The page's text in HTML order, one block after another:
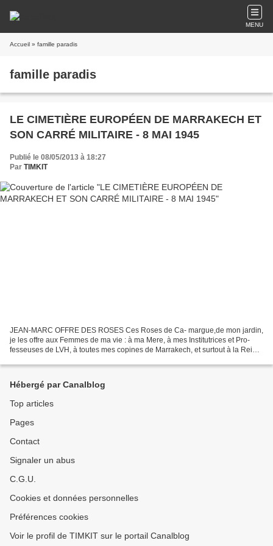
MENU
Accueil » famille paradis
famille paradis
LE CIMETIÈRE EUROPÉEN DE MARRAKECH ET
SON CARRÉ MILITAIRE - 8 MAI 1945
Publié le 08/05/2013 à 18:27
Par TIMKIT
JEAN-MARC OFFRE DES ROSES Ces Roses de Ca- margue,de mon jardin,
je les offre aux Femmes de ma vie : à ma Mere, à mes Institutrices et Pro-
fesseuses de LVH, à toutes mes copines de Marrakech, et surtout à la Reine
Hébergé par Canalblog
Top articles
Pages
Contact
Signaler un abus
C.G.U.
Cookies et données personnelles
Préférences cookies
Voir le profil de TIMKIT sur le portail Canalblog